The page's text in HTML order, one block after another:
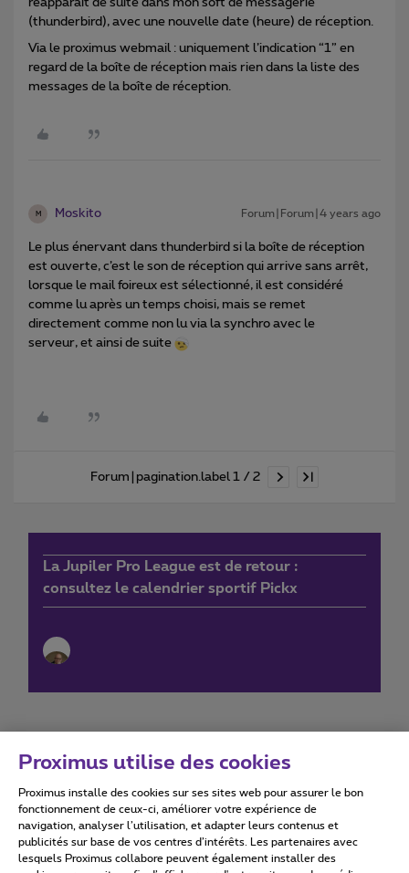
réapparaît de suite dans mon soft de messagerie
(thunderbird), avec une nouvelle date (heure) de réception.
Via le proximus webmail : uniquement l’indication “1” en
regard de la boîte de réception mais rien dans la liste des
messages de la boîte de réception.
M Moskito Forum|Forum|4 years ago
Le plus énervant dans thunderbird si la boîte de réception
est ouverte, c’est le son de réception qui arrive sans arrêt,
lorsque le mail foireux est sélectionné, il est considéré
comme lu après un temps choisi, mais se remet
directement comme non lu via la synchro avec le
serveur, et ainsi de suite
Forum|pagination.label 1 / 2
La Jupiler Pro League est de retour :
consultez le calendrier sportif Pickx
Conditions d'utilisation Accessibility statement
Proximus utilise des cookies
Proximus installe des cookies sur ses sites web pour assurer le bon
fonctionnement de ceux-ci, améliorer votre expérience de
navigation, analyser l’utilisation, et adapter leurs contenus et
publicités sur base de vos centres d’intérêts. Les partenaires avec
lesquels Proximus collabore peuvent également installer des